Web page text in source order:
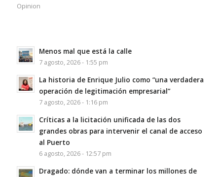
Opinion
Menos mal que está la calle
7 agosto, 2026 - 1:55 pm
La historia de Enrique Julio como “una verdadera
operación de legitimación empresarial”
7 agosto, 2026 - 1:16 pm
Críticas a la licitación unificada de las dos
grandes obras para intervenir el canal de acceso
al Puerto
6 agosto, 2026 - 12:57 pm
Dragado: dónde van a terminar los millones de